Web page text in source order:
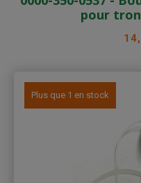
pour
Prix
Plus que 1 en stock